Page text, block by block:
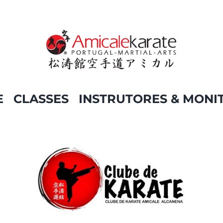
CLASSES INSTRUTORES &